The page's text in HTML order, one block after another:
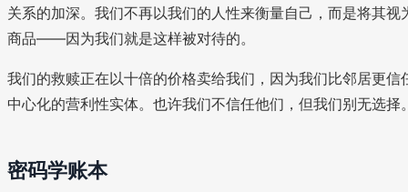
关系的加深。我们不再以我们的人性来衡量自己，而是将其视
商品——因为我们就是这样被对待的。
我们的救赎正在以十倍的价格卖给我们，因为我们比邻居更信
中心化的营利性实体。也许我们不信任他们，但我们别无选择
密码学账本